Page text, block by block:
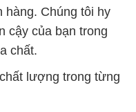
hàng. Chúng tôi hy
cậy của bạn trong
chất.
lượng trong từng